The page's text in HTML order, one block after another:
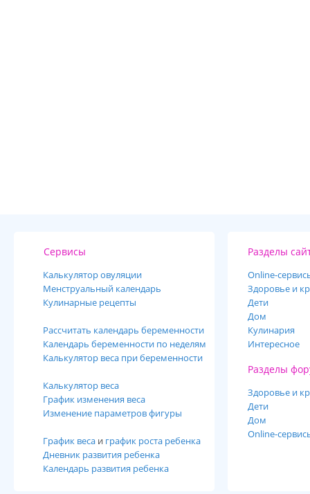
Сервисы
Калькулятор овуляции
Менструальный календарь
Кулинарные рецепты
Рассчитать календарь беременности
Календарь беременности по неделям
Калькулятор веса при беременности
Калькулятор веса
График изменения веса
Изменение параметров фигуры
График веса и график роста ребенка
Дневник развития ребенка
Календарь развития ребенка
Разделы
Online-
Здоровье и
Дети
Дом
Кулинария
Интересное
Разделы
Здоровье и
Дети
Дом
Online-